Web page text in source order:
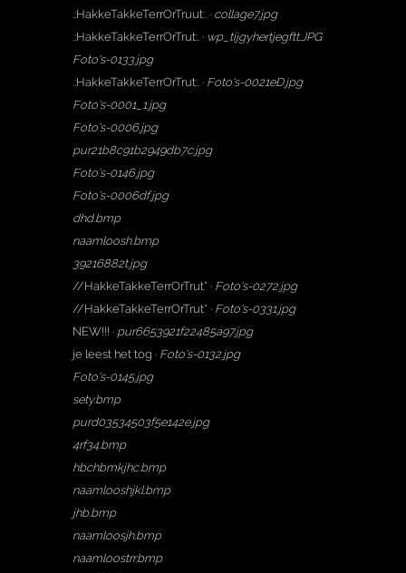
.:HakkeTakkeTerrOrTruut:. · collage7.jpg
.:HakkeTakkeTerrOrTrut:. · wp_tijgyhertjegftt.JPG
Foto's-0133.jpg
.:HakkeTakkeTerrOrTrut:. · Foto's-0021eD.jpg
Foto's-0001_1.jpg
Foto's-0006.jpg
pur21b8c91b2949db7c.jpg
Foto's-0146.jpg
Foto's-0006df.jpg
dhd.bmp
naamloosh.bmp
39216882t.jpg
//HakkeTakkeTerrOrTrut* · Foto's-0272.jpg
//HakkeTakkeTerrOrTrut* · Foto's-0331.jpg
NEW!!! · pur6653921f22485a97.jpg
je leest het tog · Foto's-0132.jpg
Foto's-0145.jpg
sety.bmp
purd03534503f5e142e.jpg
4rf34.bmp
hbchbmkjhc.bmp
naamlooshjkl.bmp
jhb.bmp
naamloosjh.bmp
naamloostrr.bmp